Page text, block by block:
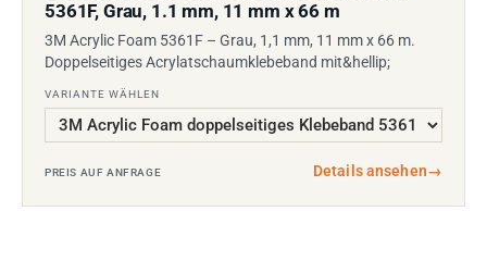
5361F, Grau, 1.1 mm, 11 mm x 66 m
3M Acrylic Foam 5361F – Grau, 1,1 mm, 11 mm x 66 m.
Doppelseitiges Acrylatschaumklebeband mit&hellip;
VARIANTE WÄHLEN
PREIS AUF ANFRAGE Details ansehen→